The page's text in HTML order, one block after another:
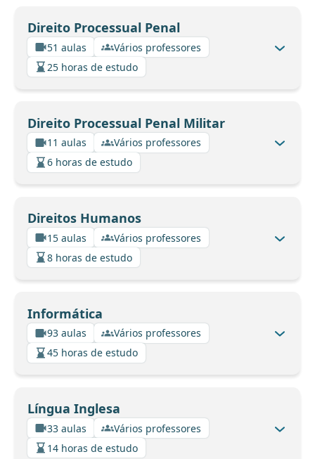
Direito Processual Penal
51 aulas
Vários professores
25 horas de estudo
Direito Processual Penal Militar
11 aulas
Vários professores
6 horas de estudo
Direitos Humanos
15 aulas
Vários professores
8 horas de estudo
Informática
93 aulas
Vários professores
45 horas de estudo
Língua Inglesa
33 aulas
Vários professores
14 horas de estudo